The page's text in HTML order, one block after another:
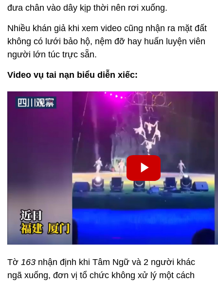
đưa chân vào dây kịp thời nên rơi xuống.
Nhiều khán giả khi xem video cũng nhận ra mặt đất
không có lưới bảo hộ, nệm đỡ hay huấn luyện viên
người lớn túc trực sẵn.
Video vụ tai nạn biểu diễn xiếc:
Tờ 163 nhận định khi Tâm Ngữ và 2 người khác
ngã xuống, đơn vị tổ chức không xử lý một cách